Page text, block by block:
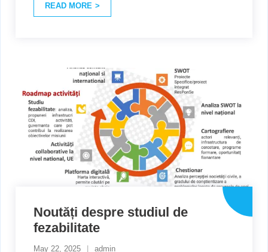
READ MORE
Noutăți despre studiul de
fezabilitate
May 22, 2025 admin